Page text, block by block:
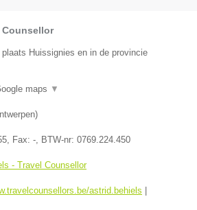
Counsellor
Huissignies en in de provincie
maps ▼
)
, Fax: - , BTW-nr: 0769.224.450
- Travel Counsellor
astrid.behiels